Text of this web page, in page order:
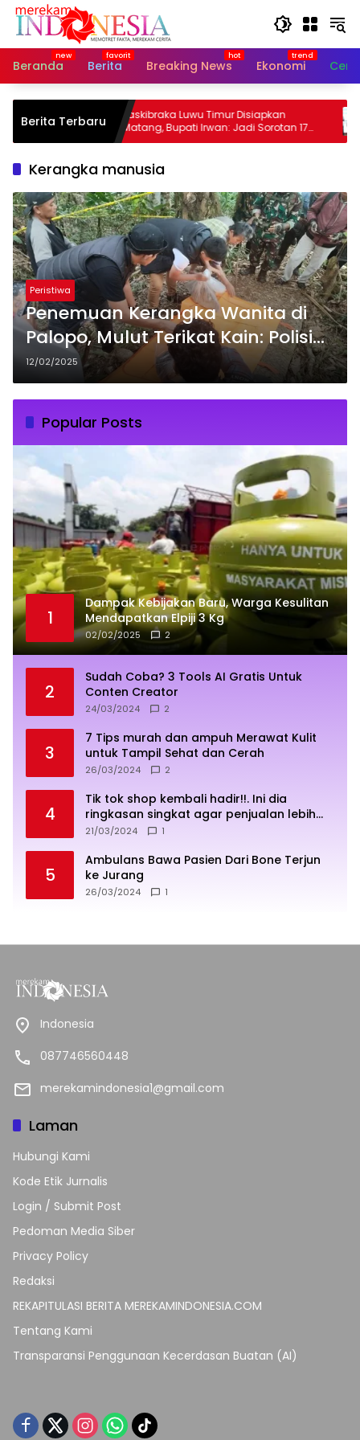
Langsung
Beranda
Berita Breaking News Ekonomi
Berita TerbaruPaskibraka Luwu Timur Disiapkan
Matang, Bupati Irwan: Jadi Sorotan 17
Agustus
Kerangka manusia
Peristiwa
Penemuan Kerangka Wanita di
Palopo, Mulut Terikat Kain: Polisi
Selidiki Identitas Korban
12/02/2025
Popular Posts
1
Dampak Kebijakan Baru, Warga Kesulitan
Mendapatkan Elpiji 3 Kg
02/02/2025 2
2
Sudah Coba? 3 Tools AI Gratis Untuk
Conten Creator
24/03/2024 2
3
7 Tips murah dan ampuh Merawat Kulit
untuk Tampil Sehat dan Cerah
26/03/2024 2
4
Tik tok shop kembali hadir!!. Ini dia
ringkasan singkat agar penjualan lebih
sukses
21/03/2024 1
5
Ambulans Bawa Pasien Dari Bone Terjun
ke Jurang
26/03/2024 1
Indonesia
087746560448
merekamindonesia1@gmail.com
Laman
Hubungi Kami
Kode Etik Jurnalis
Login / Submit Post
Pedoman Media Siber
Privacy Policy
Redaksi
REKAPITULASI BERITA MEREKAMINDONESIA.COM
Tentang Kami
Transparansi Penggunaan Kecerdasan Buatan (AI)